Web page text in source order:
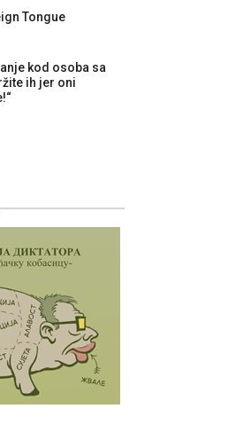
Tongue
kod osoba sa
ih jer oni